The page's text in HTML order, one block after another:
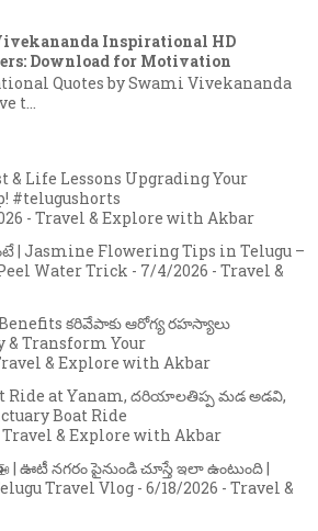
Inspirational HD
Download for Motivation
Quotes by Swami Vivekananda
t...
& Life Lessons Upgrading Your
#telugushorts
- Travel & Explore with Akbar
| Jasmine Flowering Tips in Telugu –
Water Trick - 7/4/2026 - Travel &
కరివేపాకు ఆరోగ్య రహస్యాలు
Transform Your
& Explore with Akbar
Ride at Yanam, దరియాలతిప్ప మడ అడవి,
Boat Ride
Travel & Explore with Akbar
| ఊటీ నగరం పైనుండి చూస్తే ఇలా ఉంటుంది |
Travel Vlog - 6/18/2026 - Travel &